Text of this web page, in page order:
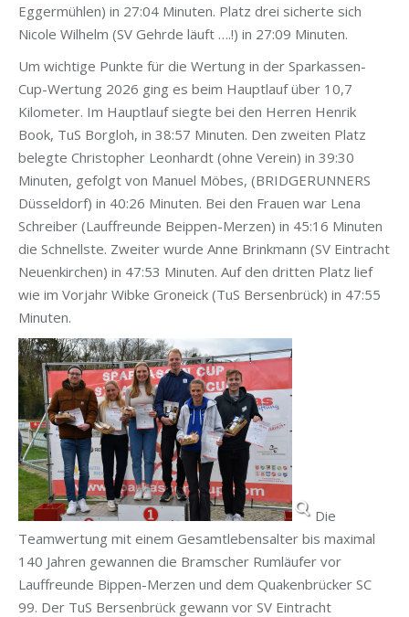
Eggermühlen) in 27:04 Minuten. Platz drei sicherte sich
Nicole Wilhelm (SV Gehrde läuft ….!) in 27:09 Minuten.
Um wichtige Punkte für die Wertung in der Sparkassen-
Cup-Wertung 2026 ging es beim Hauptlauf über 10,7
Kilometer. Im Hauptlauf siegte bei den Herren Henrik
Book, TuS Borgloh, in 38:57 Minuten. Den zweiten Platz
belegte Christopher Leonhardt (ohne Verein) in 39:30
Minuten, gefolgt von Manuel Möbes, (BRIDGERUNNERS
Düsseldorf) in 40:26 Minuten. Bei den Frauen war Lena
Schreiber (Lauffreunde Beippen-Merzen) in 45:16 Minuten
die Schnellste. Zweiter wurde Anne Brinkmann (SV Eintracht
Neuenkirchen) in 47:53 Minuten. Auf den dritten Platz lief
wie im Vorjahr Wibke Groneick (TuS Bersenbrück) in 47:55
Minuten.
Die
Teamwertung mit einem Gesamtlebensalter bis maximal
140 Jahren gewannen die Bramscher Rumläufer vor
Lauffreunde Bippen-Merzen und dem Quakenbrücker SC
99. Der TuS Bersenbrück gewann vor SV Eintracht